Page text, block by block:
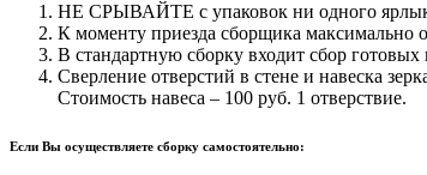
НЕ СРЫВАЙТЕ с упаковок ни одного
К моменту приезда сборщика максимально
В стандартную сборку входит сбор
Сверление отверстий в стене и навеска
Стоимость навеса – 100 руб. 1 отверствие.
Если Вы осуществляете сборку самостоятельно: